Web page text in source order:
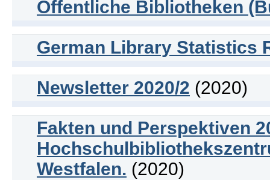
Öffentliche Bibliotheken
German Library Statistics
Newsletter 2020/2 (2020)
Fakten und Perspektiven
Westfalen. (2020)